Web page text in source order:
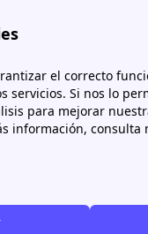
el correcto
servicios. Si nos lo
para mejorar
información,
blog El
de